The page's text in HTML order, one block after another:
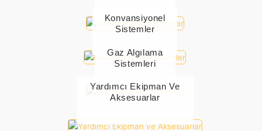
Konvansiyonel
Sistemler
Gaz Algılama
Sistemleri
Yardımcı Ekipman Ve
Aksesuarlar